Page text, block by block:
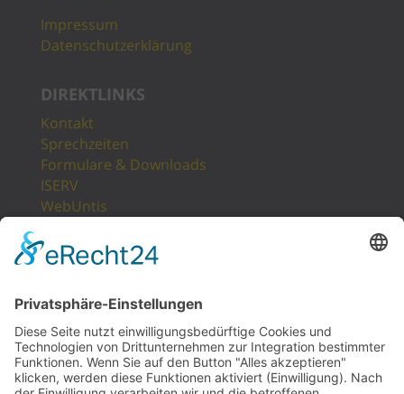
Impressum
Datenschutzerklärung
DIREKTLINKS
Kontakt
Sprechzeiten
Formulare & Downloads
ISERV
WebUntis
LogIn
Sitemap
POSTANSCHRIFT
Gesamtschule Osterfeld
Westfälische Straße 17
46117 Oberhausen